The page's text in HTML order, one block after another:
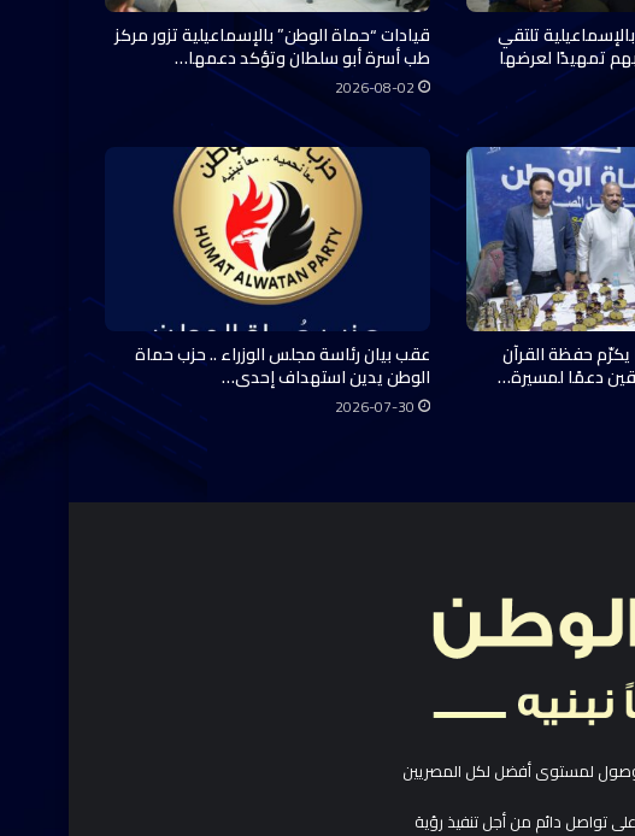
تلتقي
تمهيدًا لعرضها
قيادات “حماة الوطن” بالإسماعيلية تزور مركز
طب أسرة أبو سلطان وتؤكد دعمها…
2026-08-02
حفظة القرآن
دعمًا لمسيرة…
عقب بيان رئاسة مجلس الوزراء .. حزب حماة
الوطن يدين استهداف إحدى…
2026-07-30
لمستوى أفضل لكل المصريين
تواصل دائم من أجل تنفيذ رؤية